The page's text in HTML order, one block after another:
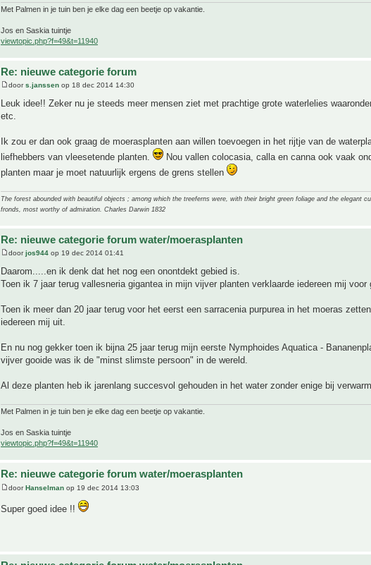
Met Palmen in je tuin ben je elke dag een beetje op vakantie.
Jos en Saskia tuintje
viewtopic.php?f=49&t=11940
Re: nieuwe categorie forum
doors.janssen op 18 dec 2014 14:30
Leuk idee!! Zeker nu je steeds meer mensen ziet met prachtige grote waterlelies
etc.
Ik zou er dan ook graag de moerasplanten aan willen toevoegen in het rijtje van de
liefhebbers van vleesetende planten.
Nou vallen colocasia, calla en canna ook vaak
planten maar je moet natuurlijk ergens de grens stellen
The forest abounded with beautiful objects ; among which the treeferns were, with their bright green foliage and the elegant
fronds, most worthy of admiration. Charles Darwin 1832
Re: nieuwe categorie forum water/moerasplanten
doorjos944 op 19 dec 2014 01:41
Daarom.....en ik denk dat het nog een onontdekt gebied is.
Toen ik 7 jaar terug vallesneria gigantea in mijn vijver planten verklaarde iedereen mij voor
Toen ik meer dan 20 jaar terug voor het eerst een sarracenia purpurea in het moeras
iedereen mij uit.
En nu nog gekker toen ik bijna 25 jaar terug mijn eerste Nymphoides Aquatica -
vijver gooide was ik de "minst slimste persoon" in de wereld.
Al deze planten heb ik jarenlang succesvol gehouden in het water zonder enige bij
Met Palmen in je tuin ben je elke dag een beetje op vakantie.
Jos en Saskia tuintje
viewtopic.php?f=49&t=11940
Re: nieuwe categorie forum water/moerasplanten
doorHanselman op 19 dec 2014 13:03
Super goed idee !!